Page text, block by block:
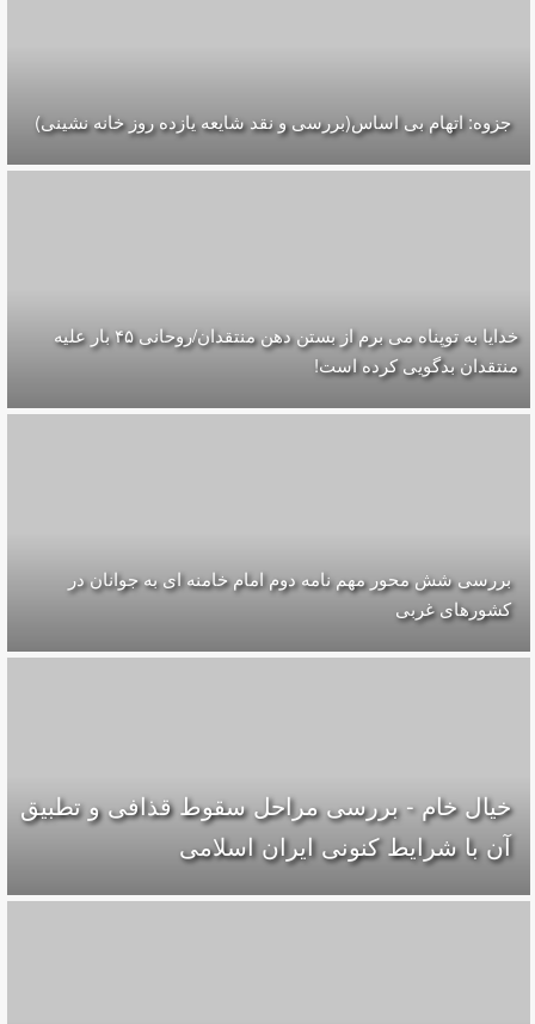
جزوه: اتهام بی اساس(بررسی و نقد شایعه یازده روز خانه نشینی)
خدایا به توپناه می برم از بستن دهن منتقدان/روحانی ۴۵ بار علیه
منتقدان بدگویی کرده است!
بررسی شش محور مهم نامه دوم امام خامنه ای به جوانان در
کشورهای غربی
خیال خام - بررسی مراحل سقوط قذافی و تطبیق
آن با شرایط کنونی ایران اسلامی